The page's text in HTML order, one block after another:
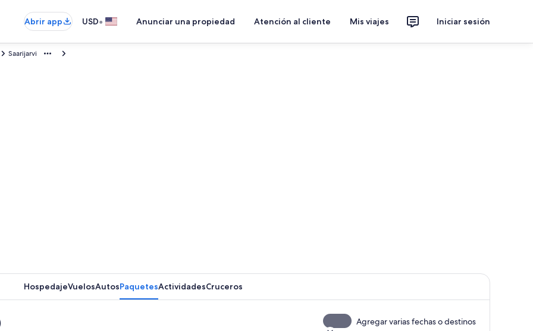
Abrir app USD• Anunciar una propiedad Atención al cliente Mis viajes Iniciar sesión
Saarijarvi
HospedajeVuelosAutosPaquetesActividadesCruceros
Agregar varias fechas o destinos